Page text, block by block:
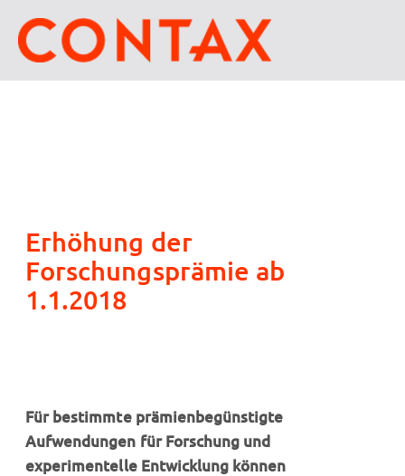
Erhöhung der
Forschungsprämie ab
1.1.2018
Für bestimmte prämienbegünstigte
Aufwendungen für Forschung und
experimentelle Entwicklung können